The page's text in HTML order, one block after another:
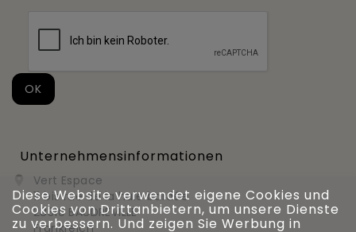
Unternehmensinformationen

Vert Espace
11 bis rue de la haie bardée
28310 BAUDREVILLE
Frankreich
Diese Website verwendet eigene Cookies und
Cookies von Drittanbietern, um unsere Dienste
zu verbessern. Und zeigen Sie Werbung in